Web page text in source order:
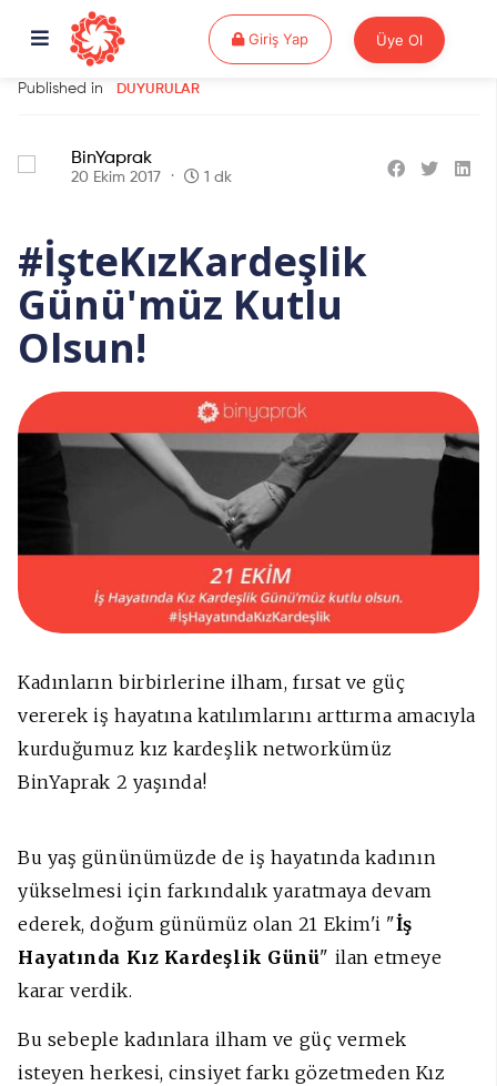
Giriş YapGiriş Yap Üye Ol
Published in DUYURULAR
BinYaprak
20 Ekim 2017 1 dk
#İşteKızKardeşlik
Günü'müz Kutlu
Olsun!
Kadınların birbirlerine ilham, fırsat ve güç
vererek iş hayatına katılımlarını arttırma amacıyla
kurduğumuz kız kardeşlik networkümüz
BinYaprak 2 yaşında!
Bu yaş gününümüzde de iş hayatında kadının
yükselmesi için farkındalık yaratmaya devam
ederek, doğum günümüz olan 21 Ekim'i "İş
Hayatında Kız Kardeşlik Günü" ilan etmeye
karar verdik.
Bu sebeple kadınlara ilham ve güç vermek
isteyen herkesi, cinsiyet farkı gözetmeden Kız